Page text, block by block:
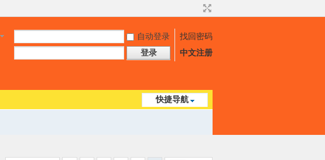
自动登录
找回密码
登录 中文注册
快捷导航